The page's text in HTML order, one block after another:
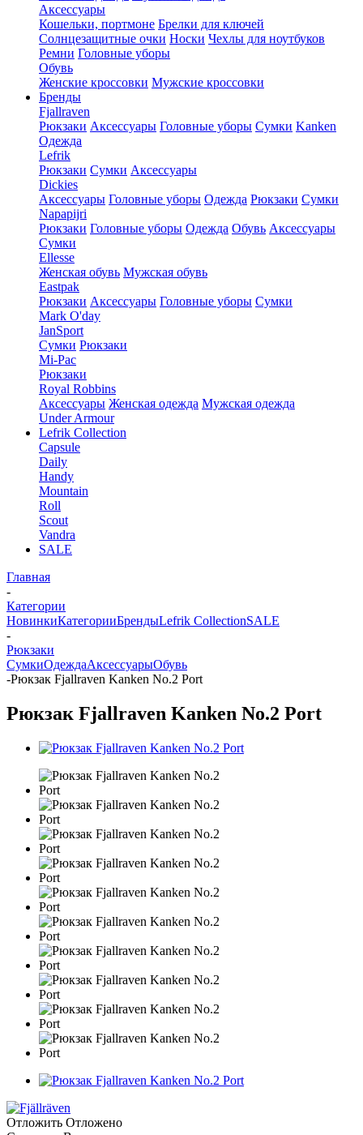
Аксессуары
Кошельки, портмоне Брелки для ключей
Солнцезащитные очки Носки Чехлы для ноутбуков
Ремни Головные уборы
Обувь
Женские кроссовки Мужские кроссовки
Бренды
Fjallraven
Рюкзаки Аксессуары Головные уборы Сумки Kanken
Одежда
Lefrik
Рюкзаки Сумки Аксессуары
Dickies
Аксессуары Головные уборы Одежда Рюкзаки Сумки
Napapijri
Рюкзаки Головные уборы Одежда Обувь Аксессуары
Сумки
Ellesse
Женская обувь Мужская обувь
Eastpak
Рюкзаки Аксессуары Головные уборы Сумки
Mark O'day
JanSport
Сумки Рюкзаки
Mi-Pac
Рюкзаки
Royal Robbins
Аксессуары Женская одежда Мужская одежда
Under Armour
Lefrik Collection
Capsule
Daily
Handy
Mountain
Roll
Scout
Vandra
SALE
Главная
-
Категории
НовинкиКатегорииБрендыLefrik CollectionSALE
-
Рюкзаки
СумкиОдеждаАксессуарыОбувь
-Рюкзак Fjallraven Kanken No.2 Port
Рюкзак Fjallraven Kanken No.2 Port
Отложить Отложено